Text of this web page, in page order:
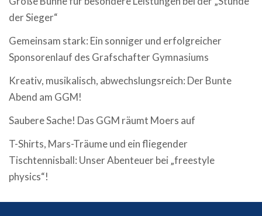
der Sieger“
Gemeinsam stark: Ein sonniger und erfolgreicher
Sponsorenlauf des Grafschafter Gymnasiums
Kreativ, musikalisch, abwechslungsreich: Der Bunte
Abend am GGM!
Saubere Sache! Das GGM räumt Moers auf
T-Shirts, Mars-Träume und ein fliegender
Tischtennisball: Unser Abenteuer bei „freestyle
physics“!